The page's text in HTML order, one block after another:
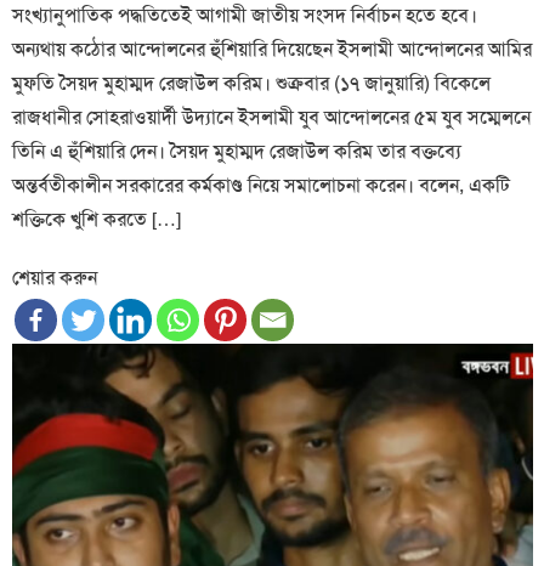
সংখ্যানুপাতিক পদ্ধতিতেই আগামী জাতীয় সংসদ নির্বাচন হতে হবে।
অন্যথায় কঠোর আন্দোলনের হুঁশিয়ারি দিয়েছেন ইসলামী আন্দোলনের আমির
মুফতি সৈয়দ মুহাম্মদ রেজাউল করিম। শুক্রবার (১৭ জানুয়ারি) বিকেলে
রাজধানীর সোহরাওয়ার্দী উদ্যানে ইসলামী যুব আন্দোলনের ৫ম যুব সম্মেলনে
তিনি এ হুঁশিয়ারি দেন। সৈয়দ মুহাম্মদ রেজাউল করিম তার বক্তব্যে
অন্তর্বতীকালীন সরকারের কর্মকাণ্ড নিয়ে সমালোচনা করেন। বলেন, একটি
শক্তিকে খুশি করতে […]
শেয়ার করুন